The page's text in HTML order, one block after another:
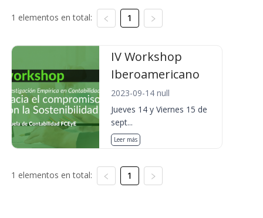
1 elementos en total: 1
IV Workshop
Iberoamericano
2023-09-14 null
Jueves 14 y Viernes 15 de
sept...
Leer más
1 elementos en total: 1